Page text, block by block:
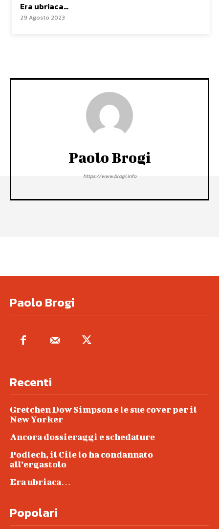
Era ubriaca…
29 Agosto 2023
Paolo Brogi
https://www.brogi.info
Paolo Brogi
Recenti
Gretchen Dow Simpson e le sue cover per il
New Yorker
Ancora dossieraggi e schedature
Podlech, il Cile lo ha condannato
all’ergastolo
Era ubriaca…
Popolari